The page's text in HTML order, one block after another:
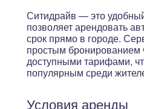
Ситидрайв — это
позволяет арендовать
срок прямо в городе.
простым бронированием
доступными тарифами,
популярным среди
Условия аренды